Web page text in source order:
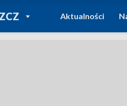
POWRÓT DO
TVP REGIONY
Aktualności